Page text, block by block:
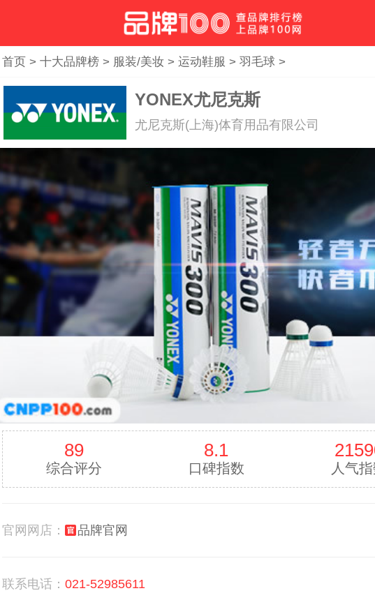
首页 > 十大品牌榜 > 服装/美妆 > 运动鞋服 > 羽毛球 >
YONEX尤尼克斯
尤尼克斯(上海)体育用品有限公司
89
综合评分
8.1
口碑指数 人气
官网网店： 品牌官网
联系电话： 021-52985611